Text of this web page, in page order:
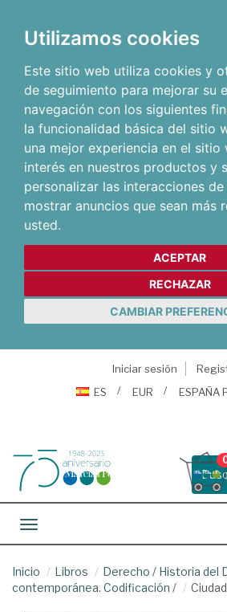
Utilizamos cookies
Este sitio web utiliza cookies y
de seguimiento para mejorar su
navegación con los siguientes
la funcionalidad básica del sitio
una mejor experiencia en el sitio
interés en nuestros productos y
personalizar las interacciones
mostrar anuncios que sean más
usted.
ACEPTAR
RECHAZAR
CAMBIAR
Iniciar sesión
ES
EUR ESPAÑA
Toggle navigation
Inicio Libros Derecho / Historia del
contemporánea. Codificación /